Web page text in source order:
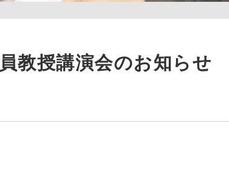
教授講演会のお知らせ